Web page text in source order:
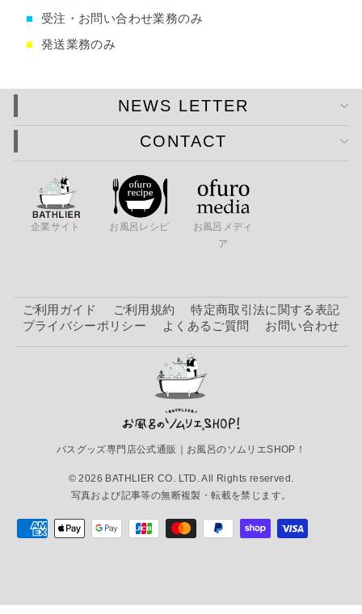
■
受注・お問い合わせ業務のみ
■ 発送業務のみ
NEWS LETTER
CONTACT
企業サイト お風呂レシピ
お風呂メディ
ア
ご利用ガイド ご利用規約
特定商取引法に関する表記
プライバシーポリシー
よくあるご質問 お問い合わせ
バスグッズ専門店公式通販｜お風呂のソムリエSHOP！
© 2026 BATHLIER CO. LTD. All Rights reserved.
写真および記事等の無断複製・転載を禁じます。